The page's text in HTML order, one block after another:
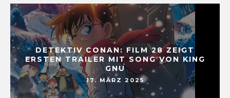
DETEKTIV CONAN: FILM 28 ZEIGT
ERSTEN TRAILER MIT SONG VON KING
GNU
17. MÄRZ 2025